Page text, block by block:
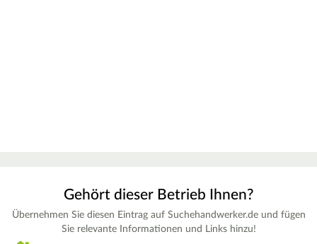
Gehört dieser Betrieb Ihnen?
Übernehmen Sie diesen Eintrag auf Suchehandwerker.de und fügen
Sie relevante Informationen und Links hinzu!